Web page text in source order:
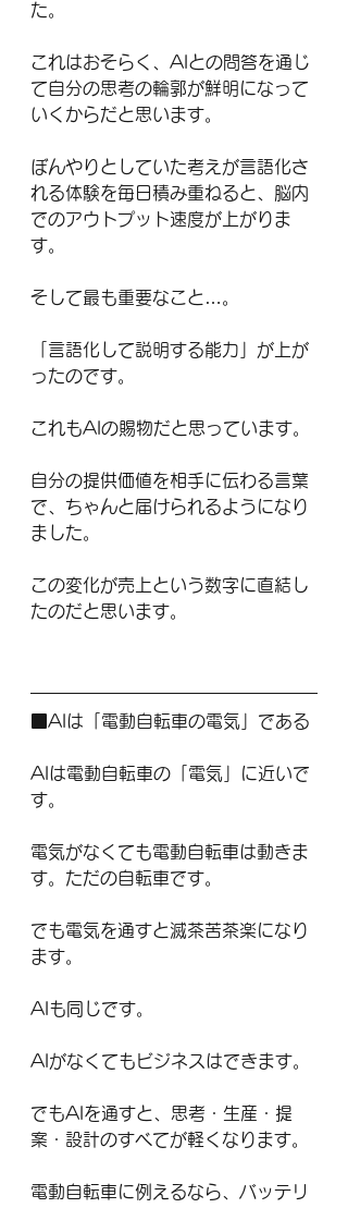
た。
これはおそらく、AIとの問答を通じ
て自分の思考の輪郭が鮮明になって
いくからだと思います。
ぼんやりとしていた考えが言語化さ
れる体験を毎日積み重ねると、脳内
でのアウトプット速度が上がりま
す。
そして最も重要なこと…。
「言語化して説明する能力」が上が
ったのです。
これもAIの賜物だと思っています。
自分の提供価値を相手に伝わる言葉
で、ちゃんと届けられるようになり
ました。
この変化が売上という数字に直結し
たのだと思います。
■AIは「電動自転車の電気」である
AIは電動自転車の「電気」に近いで
す。
電気がなくても電動自転車は動きま
す。ただの自転車です。
でも電気を通すと滅茶苦茶楽になり
ます。
AIも同じです。
AIがなくてもビジネスはできます。
でもAIを通すと、思考・生産・提
案・設計のすべてが軽くなります。
電動自転車に例えるなら、バッテリ